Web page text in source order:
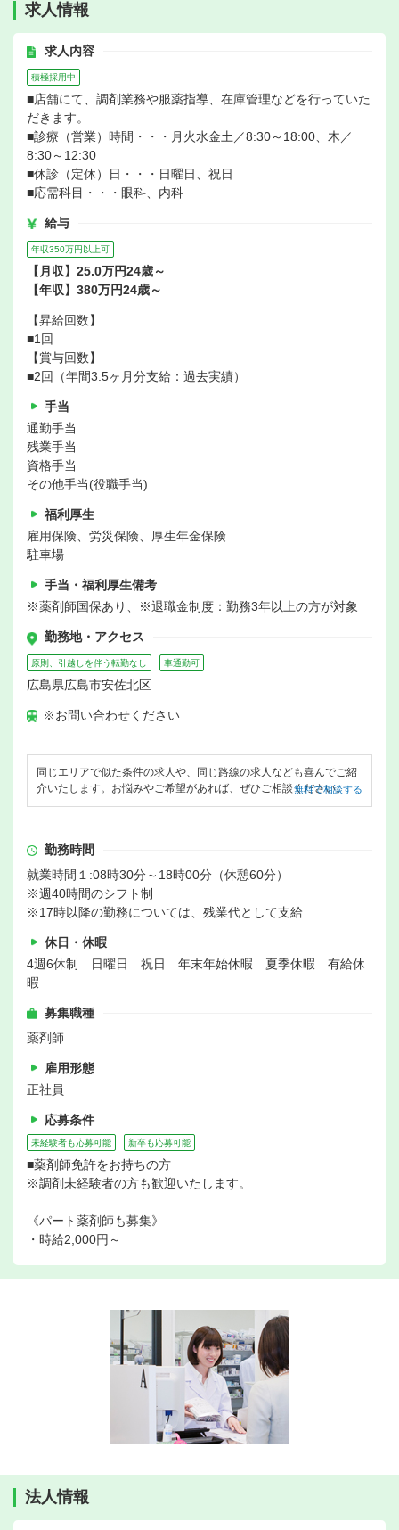
求人情報
求人内容
積極採用中
■店舗にて、調剤業務や服薬指導、在庫管理などを行っていた
だきます。
■診療（営業）時間・・・月火水金土／8:30～18:00、木／
8:30～12:30
■休診（定休）日・・・日曜日、祝日
■応需科目・・・眼科、内科
給与
年収350万円以上可
【月収】25.0万円24歳～
【年収】380万円24歳～
【昇給回数】
■1回
【賞与回数】
■2回（年間3.5ヶ月分支給：過去実績）
手当
通勤手当
残業手当
資格手当
その他手当(役職手当)
福利厚生
雇用保険、労災保険、厚生年金保険
駐車場
手当・福利厚生備考
※薬剤師国保あり、※退職金制度：勤務3年以上の方が対象
勤務地・アクセス
原則、引越しを伴う転勤なし 車通勤可
広島県広島市安佐北区
※お問い合わせください
同じエリアで似た条件の求人や、同じ路線の求人なども喜んでご紹
介いたします。お悩みやご希望があれば、ぜひご相談ください。
無料で相談する
勤務時間
就業時間１:08時30分～18時00分（休憩60分）
※週40時間のシフト制
※17時以降の勤務については、残業代として支給
休日・休暇
4週6休制 日曜日 祝日 年末年始休暇 夏季休暇 有給休
暇
募集職種
薬剤師
雇用形態
正社員
応募条件
未経験者も応募可能 新卒も応募可能
■薬剤師免許をお持ちの方
※調剤未経験者の方も歓迎いたします。
《パート薬剤師も募集》
・時給2,000円～
法人情報